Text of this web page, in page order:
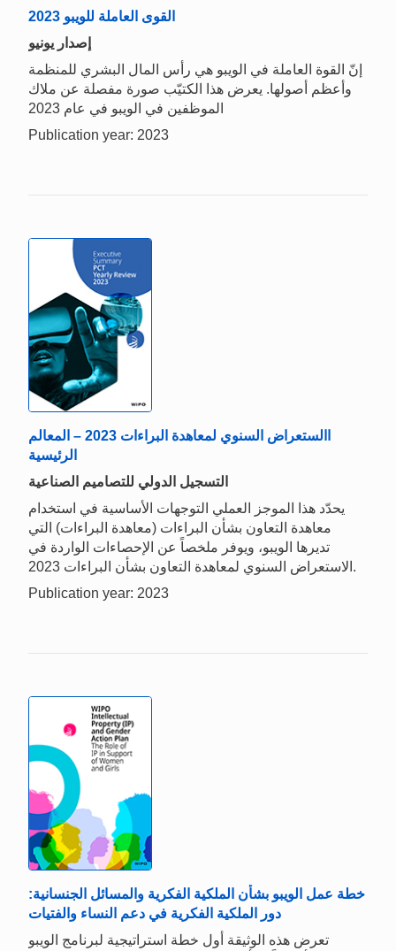
القوى العاملة للویبو 2023
إصدار يونيو
إنّ القوة العاملة في الويبو هي رأس المال البشري للمنظمة
وأعظم أصولها. يعرض هذا الكتيّب صورة مفصلة عن ملاك
الموظفين في الويبو في عام 2023
Publication year: 2023
االستعراض السنوي لمعاهدة البراءات 2023 – المعالم
الرئيسية
التسجيل الدولي للتصاميم الصناعية
يحدّد هذا الموجز العملي التوجهات الأساسية في استخدام
معاهدة التعاون بشأن البراءات (معاهدة البراءات) التي
تديرها الويبو، ويوفر ملخصاً عن الإحصاءات الواردة في
الاستعراض السنوي لمعاهدة التعاون بشأن البراءات 2023.
Publication year: 2023
خطة عمل الويبو بشأن الملكية الفكرية والمسائل الجنسانية:
دور الملكية الفكرية في دعم النساء والفتيات
تعرض هذه الوثيقة أول خطة استراتيجية لبرنامج الويبو